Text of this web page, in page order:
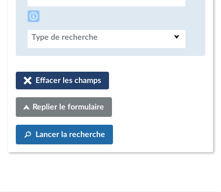
Type de recherche
Effacer les champs
Replier le formulaire
Lancer la recherche